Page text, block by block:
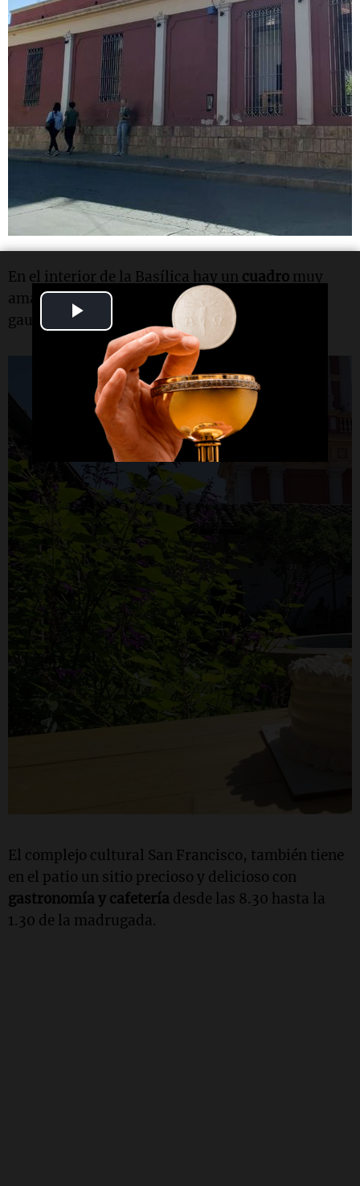
Video
En el interior de la Basílica hay un cuadro muy
amado, a quien le pedimos o agradecemos las
gauchadas que nos hizo, aSan cura Brochero
El complejo cultural San Francisco, también tiene
en el patio un sitio precioso y delicioso con
gastronomía y cafetería desde las 8.30 hasta la
1.30 de la madrugada.